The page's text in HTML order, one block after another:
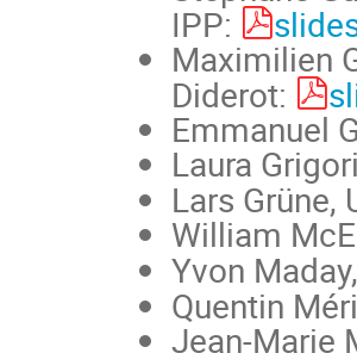
IPP:
Maximilien
Diderot:
Emmanuel
Laura
Lars
William
Yvon
Quentin
Jean-Marie